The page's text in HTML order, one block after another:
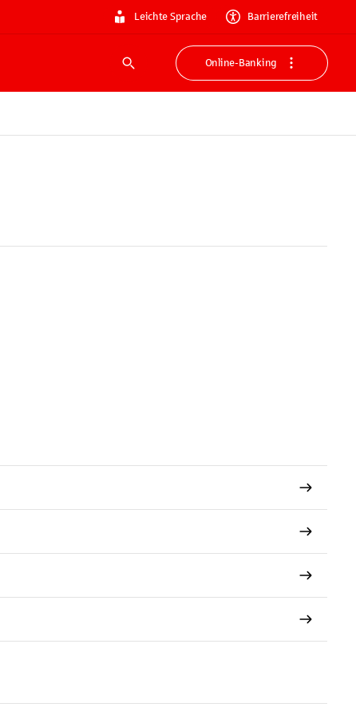
Leichte Sprache Barrierefreiheit
Suche
Online-Banking